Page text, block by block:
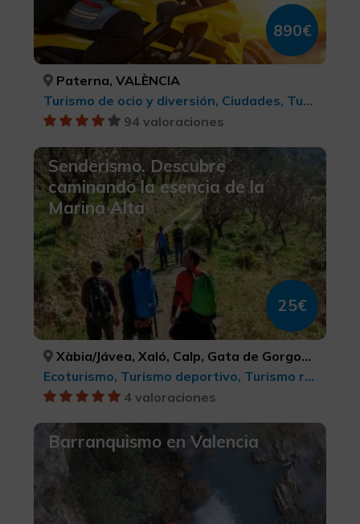
890€
Paterna, VALÈNCIA
Turismo de ocio y diversión, Ciudades, Turismo activo-aventura, Turismo rural y natural, BTT, cicloturismo y ciclismo , Arte Rupestre, LGBTQ+, Turismo gastronómico, Parques Naturales, Turismo cultural, Turismo deportivo, Enoturismo
94 valoraciones
Senderismo. Descubre
caminando la esencia de la
Marina Alta
25€
Xàbia/Jávea, Xaló, Calp, Gata de Gorgos, Dénia, Pego, Poble Nou de Benitatxell, el/ Benitachell, ALACANT/ALICANTE, ALACANT/ALICANTE, ALACANT/ALICANTE, ALACANT/ALICANTE, ALACANT/ALICANTE, ALACANT/ALICANTE, ALACANT/ALICANTE
Ecoturismo, Turismo deportivo, Turismo rural y natural, Turismo activo-aventura, Observación de aves, Parques Naturales, Senderismo
4 valoraciones
Barranquismo en Valencia